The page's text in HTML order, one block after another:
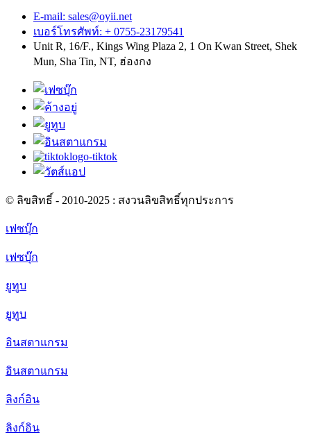
E-mail: sales@oyii.net
เบอร์โทรศัพท์: + 0755-23179541
Unit R, 16/F., Kings Wing Plaza 2, 1 On Kwan Street, Shek
Mun, Sha Tin, NT, ฮ่องกง
© ลิขสิทธิ์ - 2010-2025 : สงวนลิขสิทธิ์ทุกประการ
เฟซบุ๊ก
เฟซบุ๊ก
ยูทูบ
ยูทูบ
อินสตาแกรม
อินสตาแกรม
ลิงก์อิน
ลิงก์อิน